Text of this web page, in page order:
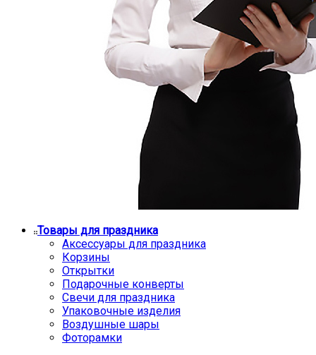
Товары для праздника
Аксессуары для праздника
Корзины
Открытки
Подарочные конверты
Свечи для праздника
Упаковочные изделия
Воздушные шары
Фоторамки